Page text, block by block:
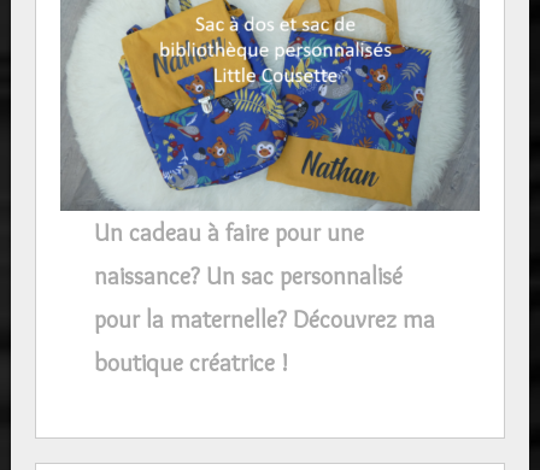
Un cadeau à faire pour une
naissance? Un sac personnalisé
pour la maternelle? Découvrez ma
boutique créatrice !